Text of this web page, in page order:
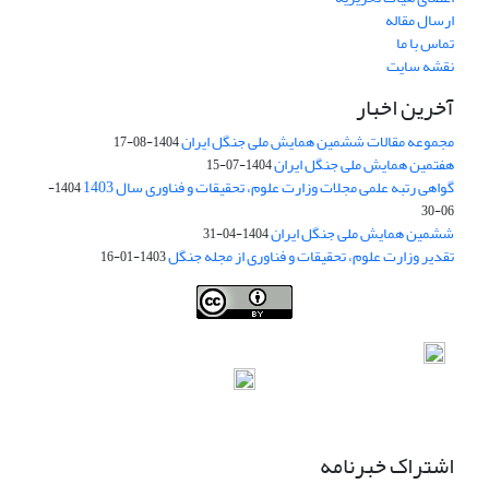
ارسال مقاله
تماس با ما
نقشه سایت
آخرین اخبار
مجموعه مقالات ششمین همایش ملی جنگل ایران1404-08-17
هفتمین همایش ملی جنگل ایران1404-07-15
گواهی رتبه علمی مجلات وزارت علوم، تحقیقات و فناوری سال 1403
1404-
06-30
ششمین همایش ملی جنگل ایران1404-04-31
تقدیر وزارت علوم، تحقیقات و فناوری از مجله جنگل1403-01-16
اشتراک خبرنامه